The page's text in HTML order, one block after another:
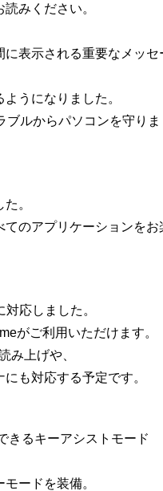
みください。
表示される重要なメッセ
うになりました。
ルからパソコンを守りま
。
のアプリケーションをお
応しました。
がご利用いただけます。
み上げや、
も対応する予定です。
きるキーアシストモード
ードを装備。